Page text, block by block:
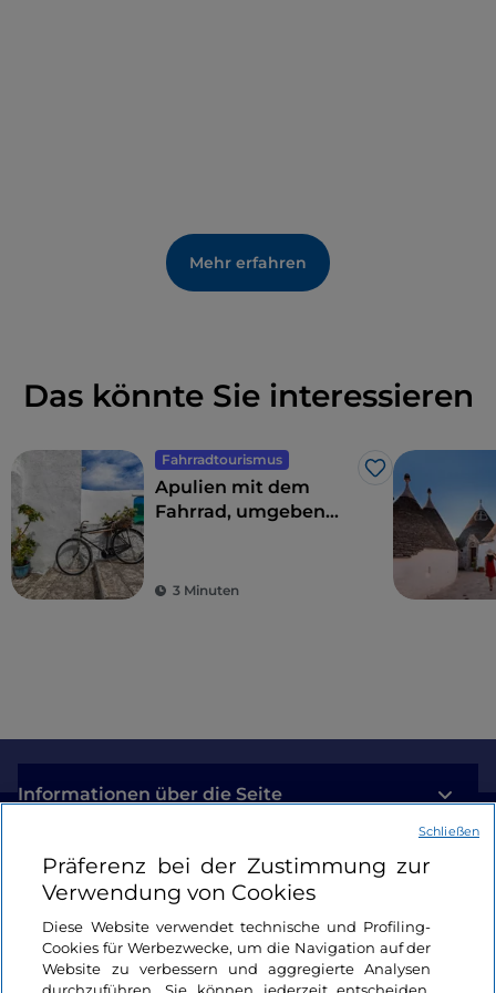
Mehr erfahren
Das könnte Sie interessieren
Fahrradtourismus
Like
Apulien mit dem
Fahrrad, umgeben
schmucken Dörfern
3 Minuten
Informationen über die Seite
Nützliche Links
Login
Bleiben wir in Kontakt
Präferenz bei der Zustimmung zur
Verwendung von Cookies
Diese Website verwendet technische und Profiling-
Cookies für Werbezwecke, um die Navigation auf der
Website zu verbessern und aggregierte Analysen
Schließen